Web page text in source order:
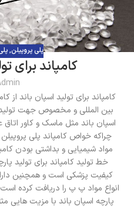
پلی پروپیلن,
کامپاند برای
بین المللی و مخصوص جهت تولید
اسپان باند مثل ماسک و کاور
چراکه خواص کامپاند پلی
مواد شیمیایی و بداشتی بودن
خط تولید کامپاند برای تولید
کیفیت پزشکی است و همچنین
انواع مواد پ پ را دریافت کرده است.
پارچه اسپان باند با مزیت هایی